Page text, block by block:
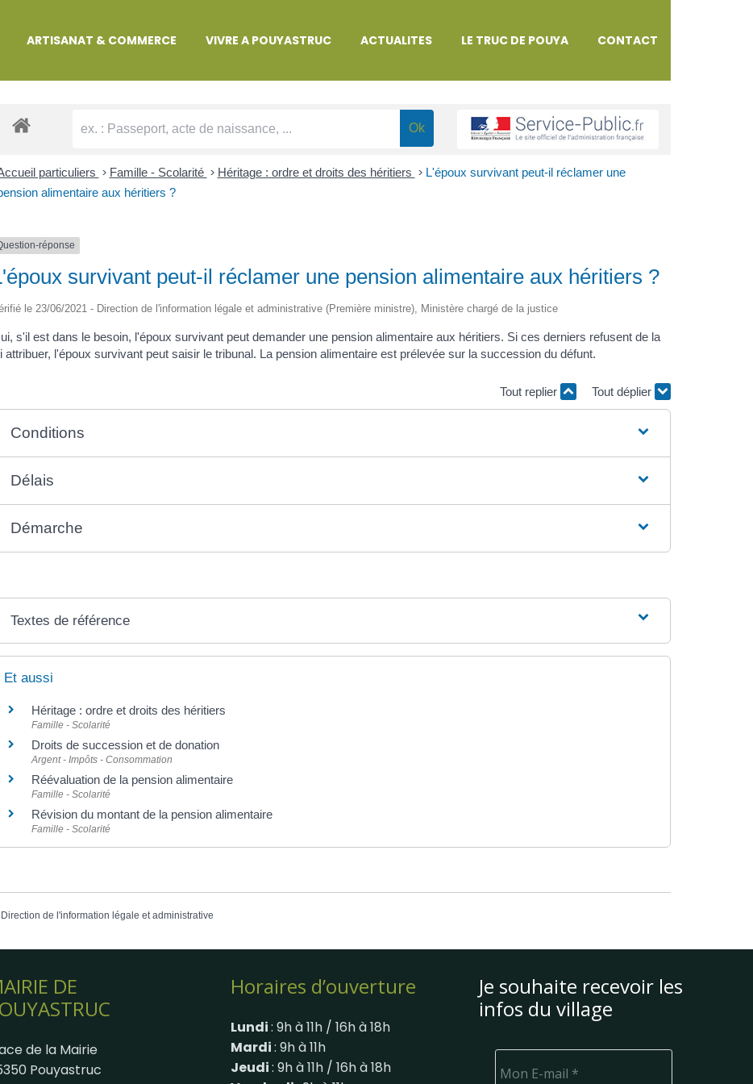
ARTISANAT & COMMERCE VIVRE A POUYASTRUC ACTUALITES LE TRUC DE POUYA CONTACT
ADMINISTRATIVES
particuliers > Famille - Scolarité > Héritage : ordre et droits des héritiers > L'époux survivant peut-il réclamer une
alimentaire aux héritiers ?
réponse
survivant peut-il réclamer une pension alimentaire aux héritiers ?
le 23/06/2021 - Direction de l'information légale et administrative (Première ministre), Ministère chargé de la justice
s'il est dans le besoin, l'époux survivant peut demander une pension alimentaire aux héritiers. Si ces derniers refusent de la
attribuer, l'époux survivant peut saisir le tribunal. La pension alimentaire est prélevée sur la succession du défunt.
Tout replier Tout déplier
Conditions
Délais
Démarche
Textes de référence
Et aussi
Héritage : ordre et droits des héritiers
Famille - Scolarité
Droits de succession et de donation
Argent - Impôts - Consommation
Réévaluation de la pension alimentaire
Famille - Scolarité
Révision du montant de la pension alimentaire
Famille - Scolarité
Direction de l'information légale et administrative
DE
de la Mairie
Pouyastruc
Horaires d’ouverture
Lundi: 9h à 11h / 16h à 18h
Mardi: 9h à 11h
Jeudi: 9h à 11h / 16h à 18h
Je souhaite recevoir les
infos du village